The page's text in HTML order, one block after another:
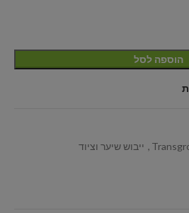
הוספה לסל
, ייבוש שיער וציוד